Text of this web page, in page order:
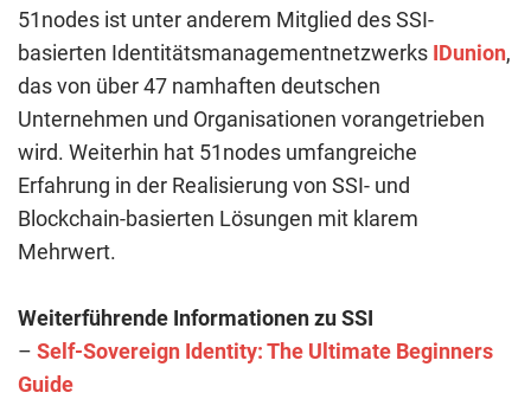
51nodes ist unter anderem Mitglied des SSI-
basierten Identitätsmanagementnetzwerks IDunion,
das von über 47 namhaften deutschen
Unternehmen und Organisationen vorangetrieben
wird. Weiterhin hat 51nodes umfangreiche
Erfahrung in der Realisierung von SSI- und
Blockchain-basierten Lösungen mit klarem
Mehrwert.
Weiterführende Informationen zu SSI
– Self-Sovereign Identity: The Ultimate Beginners
Guide